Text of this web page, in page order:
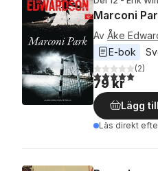
Marconi
Av Åke
E-bok
5,0utav 5(2)
79 kr
Lägg till
Läs direkt